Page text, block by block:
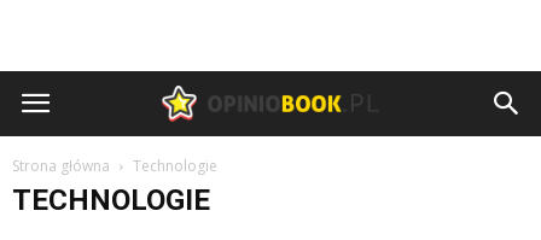
Opiniobook.pl
Strona główna Technologie
TECHNOLOGIE